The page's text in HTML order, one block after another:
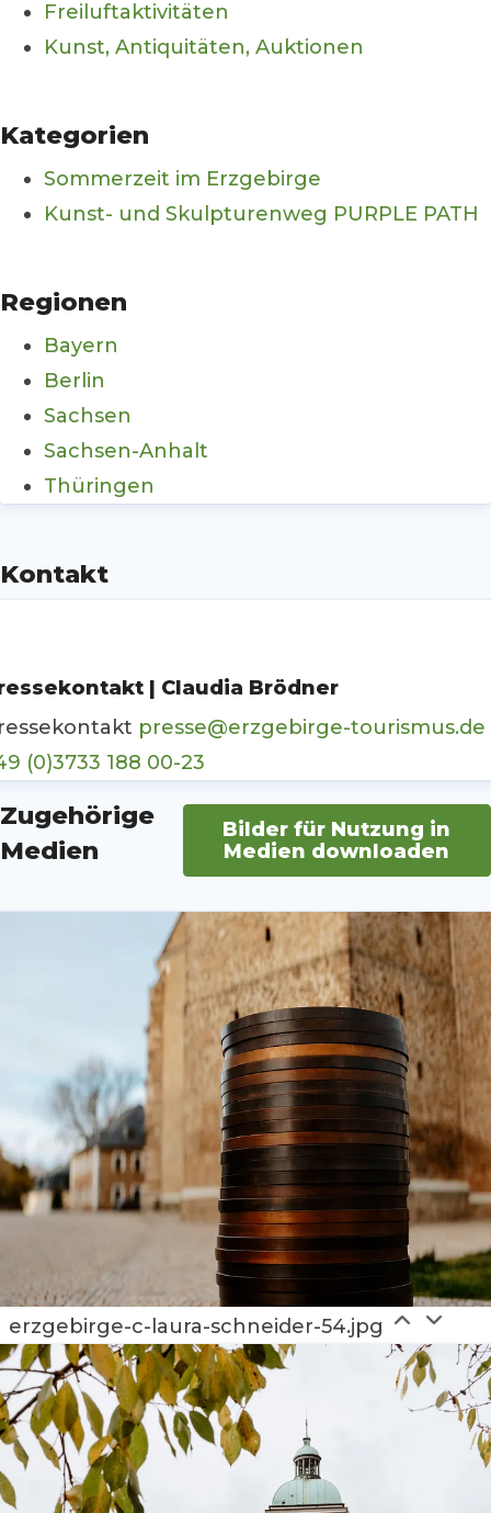
Freiluftaktivitäten
Kunst, Antiquitäten, Auktionen
Kategorien
Sommerzeit im Erzgebirge
Kunst- und Skulpturenweg PURPLE PATH
Regionen
Bayern
Berlin
Sachsen
Sachsen-Anhalt
Thüringen
Kontakt
| Claudia Brödner
presse@erzgebirge-tourismus.de
(0)3733 188 00-23
Zugehörige
Medien
Bilder für Nutzung in
Medien downloaden
erzgebirge-c-laura-schneider-54.jpg